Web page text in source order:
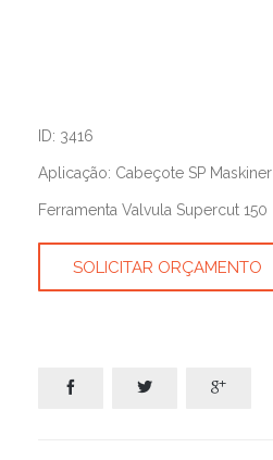
ID: 3416
Aplicação: Cabeçote SP Maskiner
Ferramenta Valvula Supercut 150
SOLICITAR ORÇAMENTO
  